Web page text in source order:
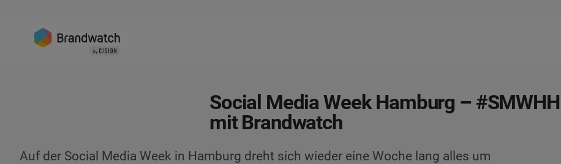
Social Media Week Hamburg – #SMWHH
mit Brandwatch
Auf der Social Media Week in Hamburg dreht sich wieder eine Woche lang alles um